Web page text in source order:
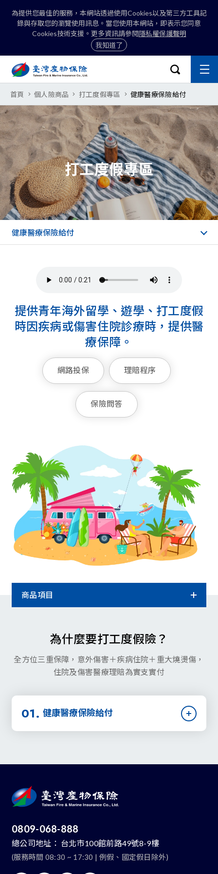
為提供您最佳的服務，本網站透過使用Cookies以及第三方工具記
錄與存取您的瀏覽使用訊息。當您使用本網站，即表示您同意
Cookies技術支援。更多資訊請參閱隱私權保護聲明
我知道了
:::
開啟搜尋選
關
搜尋
主
臺灣產物保險股份有限公司-健康
首頁 個人險商品 打工度假專區 健康醫療保險給付
打工度假專區
健康醫療保險給付
提供青年海外留學、遊學、打工度假
時因疾病或傷害住院診療時，提供醫
療保障。
網路投保 理賠程序
保險問答
商品項目
要保書下載
為什麼要打工度假險？
全方位三重保障，意外傷害＋疾病住院＋重大燒燙傷，
住院及傷害醫療理賠為實支實付
健康醫療保險給付
0809-068-888
總公司地址： 台北市100館前路49號8-9樓
(服務時間 08:30 ~ 17:30 | 例假、國定假日除外)